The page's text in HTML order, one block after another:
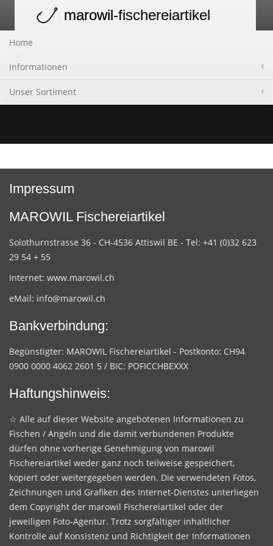
navigation
marowil-fischereiartikel
Home
Informationen
Unser Sortiment
Impressum
MAROWIL Fischereiartikel
Solothurnstrasse 36 - CH-4536 Attiswil BE - Tel: +41 (0)32 623
29 54 + 55
Internet: www.marowil.ch
eMail: info@marowil.ch
Bankverbindung:
Begünstigter: MAROWIL Fischereiartikel - Postkonto: CH94
0900 0000 4062 2601 5 / BIC: POFICCHBEXXX
Haftungshinweis:
☆ Alle auf dieser Website angebotenen Informationen zu
Fischen / Angeln und die damit verbundenen Produkte
dürfen ohne vorherige Genehmigung von marowil
Fischereiartikel weder ganz noch teilweise gespeichert,
kopiert oder weitergegeben werden. Die verwendeten Fotos,
Zeichnungen und Grafiken des Internet-Dienstes unterliegen
dem Copyright der marowil Fischereiartikel oder der
jeweiligen Foto-Agentur. Trotz sorgfältiger inhaltlicher
Kontrolle auf Konsistenz und Richtigkeit der Informationen